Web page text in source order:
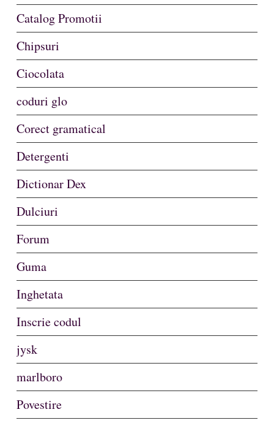
Catalog Promotii
Chipsuri
Ciocolata
coduri glo
Corect gramatical
Detergenti
Dictionar Dex
Dulciuri
Forum
Guma
Inghetata
Inscrie codul
jysk
marlboro
Povestire